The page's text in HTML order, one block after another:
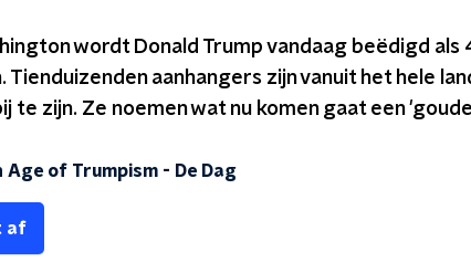
wordt Donald Trump vandaag beëdigd
aanhangers zijn vanuit het hele
te zijn. Ze noemen wat nu komen gaat een
Age of Trumpism - De Dag
af